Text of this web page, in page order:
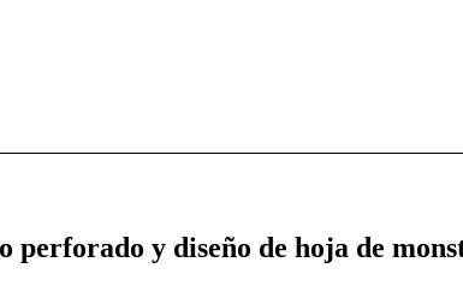
perforado y diseño de hoja de